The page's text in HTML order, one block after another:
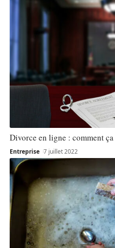
Divorce en ligne : comment ça
Entreprise 7 juillet 2022